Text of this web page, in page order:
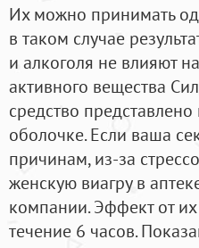
Их можно принимать
в таком случае
и алкоголя не влияют
активного вещества
средство
оболочке. Если ваша
причинам, из-за
женскую виагру в
компании. Эффект от
течение 6 часов.